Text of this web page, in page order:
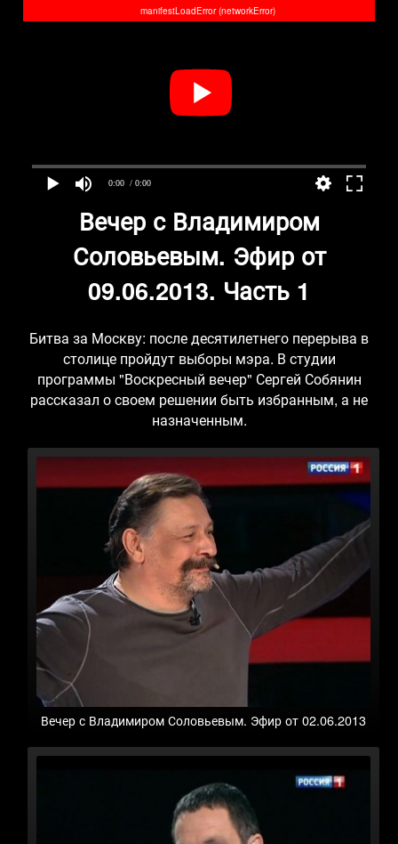
0:00 / 0:00
manifestLoadError (networkError)
Вечер с Владимиром
Соловьевым. Эфир от
09.06.2013. Часть 1
Битва за Москву: после десятилетнего перерыва в
столице пройдут выборы мэра. В студии
программы "Воскресный вечер" Сергей Собянин
рассказал о своем решении быть избранным, а не
назначенным.
Вечер с Владимиром Соловьевым. Эфир от 02.06.2013